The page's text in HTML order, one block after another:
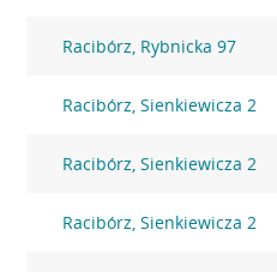
Racibórz, Rybnicka 97
Racibórz, Sienkiewicza 2
Racibórz, Sienkiewicza 2
Racibórz, Sienkiewicza 2